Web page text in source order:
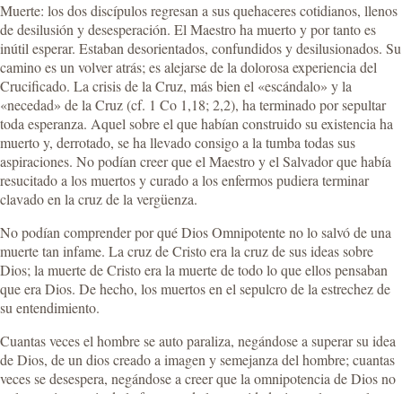
Muerte: los dos discípulos regresan a sus quehaceres cotidianos, llenos
de desilusión y desesperación. El Maestro ha muerto y por tanto es
inútil esperar. Estaban desorientados, confundidos y desilusionados. Su
camino es un volver atrás; es alejarse de la dolorosa experiencia del
Crucificado. La crisis de la Cruz, más bien el «escándalo» y la
«necedad» de la Cruz (cf. 1 Co 1,18; 2,2), ha terminado por sepultar
toda esperanza. Aquel sobre el que habían construido su existencia ha
muerto y, derrotado, se ha llevado consigo a la tumba todas sus
aspiraciones. No podían creer que el Maestro y el Salvador que había
resucitado a los muertos y curado a los enfermos pudiera terminar
clavado en la cruz de la vergüenza.
No podían comprender por qué Dios Omnipotente no lo salvó de una
muerte tan infame. La cruz de Cristo era la cruz de sus ideas sobre
Dios; la muerte de Cristo era la muerte de todo lo que ellos pensaban
que era Dios. De hecho, los muertos en el sepulcro de la estrechez de
su entendimiento.
Cuantas veces el hombre se auto paraliza, negándose a superar su idea
de Dios, de un dios creado a imagen y semejanza del hombre; cuantas
veces se desespera, negándose a creer que la omnipotencia de Dios no